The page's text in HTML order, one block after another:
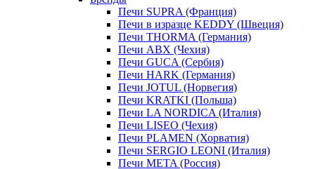
Печи SUPRA (Франция)
Печи в изразце KEDDY (Швеция)
Печи THORMA (Германия)
Печи ABX (Чехия)
Печи GUCA (Сербия)
Печи HARK (Германия)
Печи JOTUL (Норвегия)
Печи KRATKI (Польша)
Печи LA NORDICA (Италия)
Печи LISEO (Чехия)
Печи PLAMEN (Хорватия)
Печи SERGIO LEONI (Италия)
Печи META (Россия)